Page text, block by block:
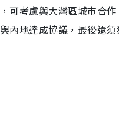
可考慮與大灣區城市合
內地達成協議，最後還